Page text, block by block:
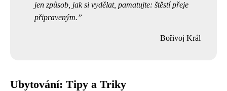
jen způsob, jak si vydělat, pamatujte: štěstí přeje
připraveným.
Bořivoj Král
Ubytování: Tipy a Triky